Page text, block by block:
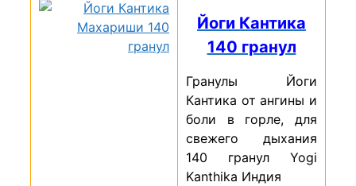
Йоги Кантика
140 гранул
Гранулы Йоги
Кантика от ангины и
боли в горле, для
свежего дыхания
140 гранул Yogi
Kanthika Индия